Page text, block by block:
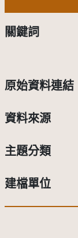
關鍵詞
原始資料連結
資料來源
主題分類
建檔單位